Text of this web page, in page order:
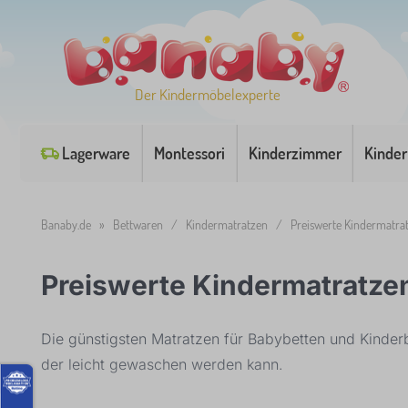
Der Kindermöbelexperte
Lagerware Montessori Kinderzimmer
Banaby.de » Bettwaren / Kindermatratzen / Preiswerte
Preiswerte
Die günstigsten Matratzen für Babybetten und
der leicht gewaschen werden kann.